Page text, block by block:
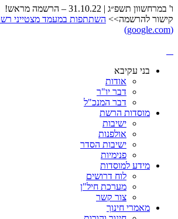
ו' במרחשוון תשפ״ג | 31.10.22 – הרשמה מראש!
קישור להרשמה>> השתתפות במעמד מצטייני
(google.com)
בני עקיבא
אודות
דבר יו"ר
דבר המנכ"ל
מוסדות הרשת
ישיבות
אולפנות
ישיבות הסדר
פנימיות
מידע למוסדות
לוח דרושים
מערכת חיל"ן
צור קשר
מאמרי חינוך